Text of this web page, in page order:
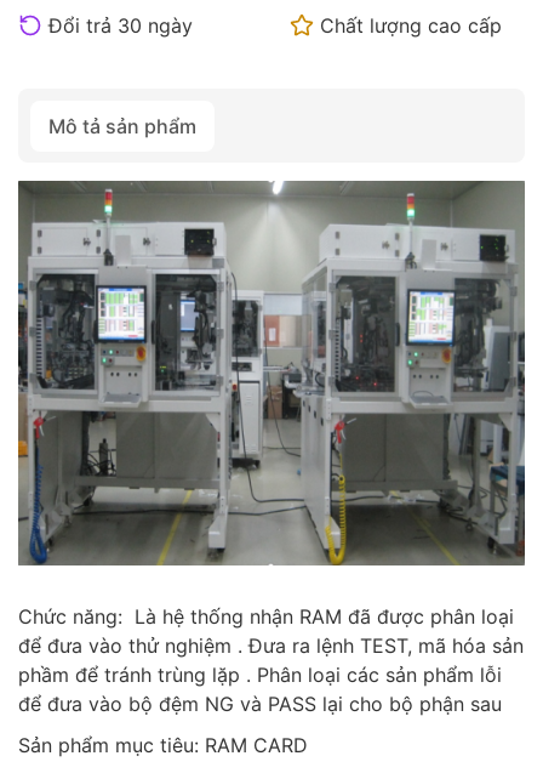
Đổi trả 30 ngày Chất lượng cao cấp
Mô tả sản phẩm
Chức năng: Là hệ thống nhận RAM đã được phân loại
để đưa vào thử nghiệm . Đưa ra lệnh TEST, mã hóa sản
phầm để tránh trùng lặp . Phân loại các sản phẩm lỗi
để đưa vào bộ đệm NG và PASS lại cho bộ phận sau
Sản phẩm mục tiêu: RAM CARD